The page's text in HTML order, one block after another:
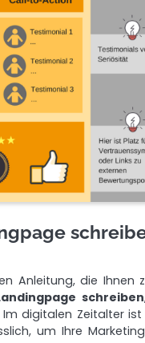
Anleitung, die Ihnen
schreiben
digitalen Zeitalter ist
um Ihre